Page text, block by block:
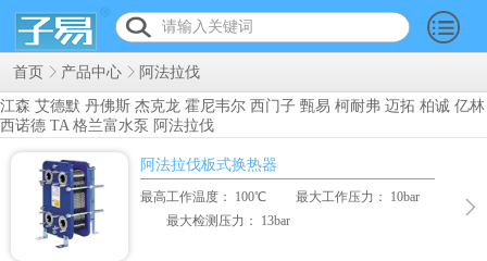
首页 产品中心 阿法拉伐
江森 艾德默 丹佛斯 杰克龙 霍尼韦尔 西门子 甄易 柯耐弗 迈拓 柏诚 亿林
西诺德 TA 格兰富水泵 阿法拉伐
阿法拉伐板式换热器
最高工作温度： 100℃ 最大工作压力： 10bar
最大检测压力： 13bar